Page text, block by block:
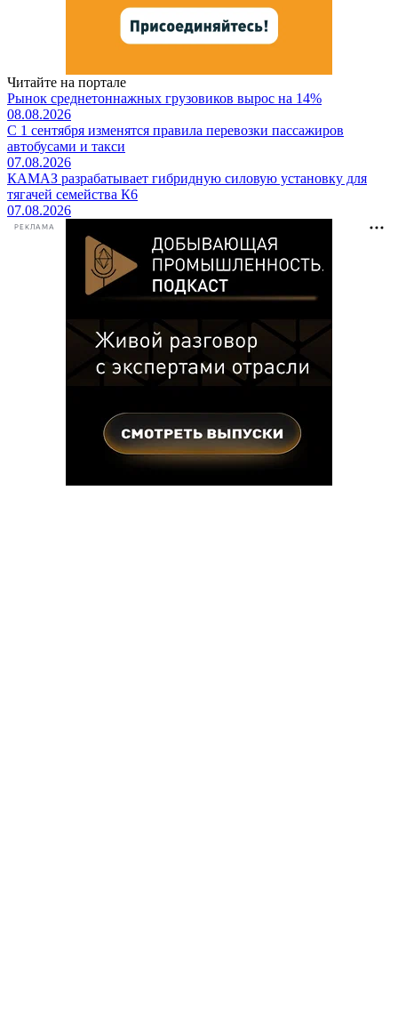
Читайте на портале
Рынок среднетоннажных грузовиков вырос на 14%
08.08.2026
С 1 сентября изменятся правила перевозки пассажиров
автобусами и такси
07.08.2026
КАМАЗ разрабатывает гибридную силовую установку для
тягачей семейства К6
07.08.2026
РЕКЛАМА